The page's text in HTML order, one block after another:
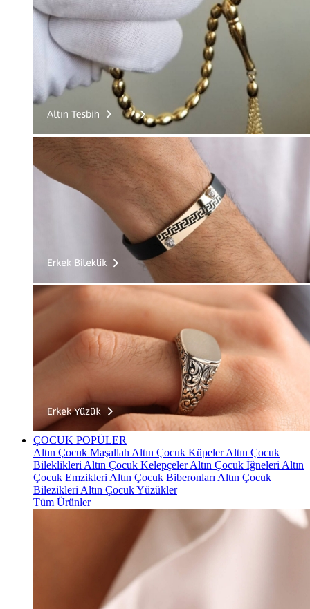
ÇOCUK POPÜLER
Altın Çocuk Maşallah Altın Çocuk KüpelerAltın Çocuk
Bileklikleri Altın Çocuk KelepçelerAltın Çocuk İğneleri Altın
Çocuk Emzikleri Altın Çocuk Biberonları Altın Çocuk
Bilezikleri Altın Çocuk Yüzükler
Tüm Ürünler